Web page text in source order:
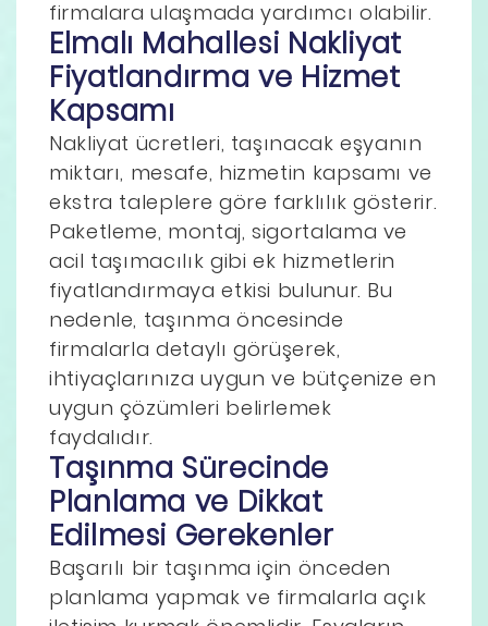
firmalara ulaşmada yardımcı olabilir.
Elmalı Mahallesi Nakliyat
Fiyatlandırma ve Hizmet
Kapsamı
Nakliyat ücretleri, taşınacak eşyanın
miktarı, mesafe, hizmetin kapsamı ve
ekstra taleplere göre farklılık gösterir.
Paketleme, montaj, sigortalama ve
acil taşımacılık gibi ek hizmetlerin
fiyatlandırmaya etkisi bulunur. Bu
nedenle, taşınma öncesinde
firmalarla detaylı görüşerek,
ihtiyaçlarınıza uygun ve bütçenize en
uygun çözümleri belirlemek
faydalıdır.
Taşınma Sürecinde
Planlama ve Dikkat
Edilmesi Gerekenler
Başarılı bir taşınma için önceden
planlama yapmak ve firmalarla açık